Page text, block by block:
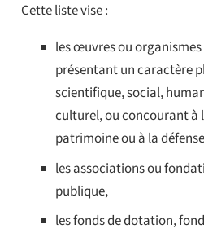
Cette liste vise :
les œuvres ou
présentant un caractère
scientifique, social,
culturel, ou concourant à
patrimoine ou à la
les associations ou
publique,
les fonds de dotation,